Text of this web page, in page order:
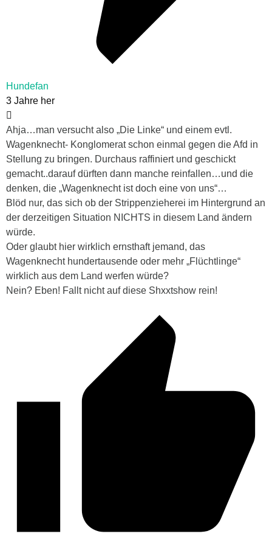
Hundefan
3 Jahre her
Ahja…man versucht also „Die Linke“ und einem evtl.
Wagenknecht- Konglomerat schon einmal gegen die Afd in
Stellung zu bringen. Durchaus raffiniert und geschickt
gemacht..darauf dürften dann manche reinfallen…und die
denken, die „Wagenknecht ist doch eine von uns“…
Blöd nur, das sich ob der Strippenzieherei im Hintergrund an
der derzeitigen Situation NICHTS in diesem Land ändern
würde.
Oder glaubt hier wirklich ernsthaft jemand, das
Wagenknecht hundertausende oder mehr „Flüchtlinge“
wirklich aus dem Land werfen würde?
Nein? Eben! Fallt nicht auf diese Shxxtshow rein!